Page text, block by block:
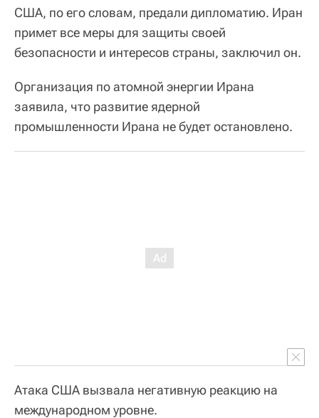
США, по его словам, предали дипломатию. Иран
примет все меры для защиты своей
безопасности и интересов страны, заключил он.
Организация по атомной энергии Ирана
заявила, что развитие ядерной
промышленности Ирана не будет остановлено.
Атака США вызвала негативную реакцию на
международном уровне.